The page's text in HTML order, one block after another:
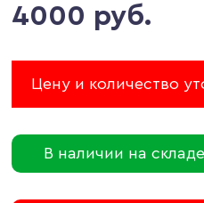
4000 руб.
Цену и количество
В наличии на